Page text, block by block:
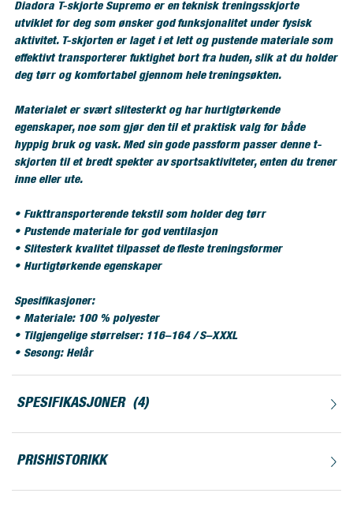
Diadora T-skjorte Supremo er en teknisk treningsskjorte
utviklet for deg som ønsker god funksjonalitet under fysisk
aktivitet. T-skjorten er laget i et lett og pustende materiale som
effektivt transporterer fuktighet bort fra huden, slik at du holder
deg tørr og komfortabel gjennom hele treningsøkten.
Materialet er svært slitesterkt og har hurtigtørkende
egenskaper, noe som gjør den til et praktisk valg for både
hyppig bruk og vask. Med sin gode passform passer denne t-
skjorten til et bredt spekter av sportsaktiviteter, enten du trener
inne eller ute.
• Fukttransporterende tekstil som holder deg tørr
• Pustende materiale for god ventilasjon
• Slitesterk kvalitet tilpasset de fleste treningsformer
• Hurtigtørkende egenskaper
Spesifikasjoner:
• Materiale: 100 % polyester
• Tilgjengelige størrelser: 116–164 / S–XXXL
• Sesong: Helår
SPESIFIKASJONER 4
PRISHISTORIKK